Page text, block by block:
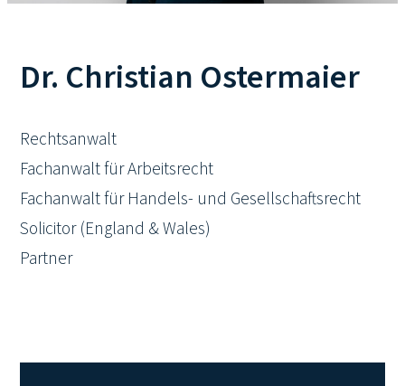
Dr. Christian Ostermaier
Rechtsanwalt
Fachanwalt für Arbeitsrecht
Fachanwalt für Handels- und Gesellschaftsrecht
Solicitor (England & Wales)
Partner